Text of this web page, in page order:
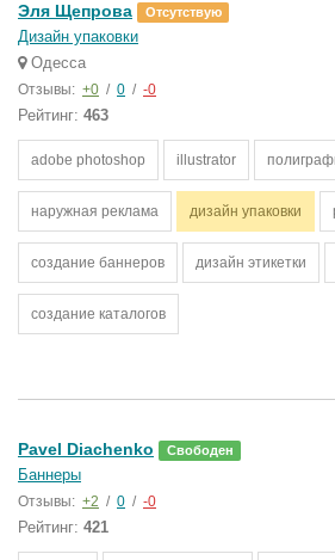
Эля Щепрова Отсутствую
Дизайн упаковки
Одесса
Отзывы: +0 / 0 / -0
Рейтинг: 463
adobe photoshop illustrator
наружная реклама дизайн упаковки
создание баннеров дизайн этикетки
создание каталогов
Pavel Diachenko Свободен
Баннеры
Отзывы: +2 / 0 / -0
Рейтинг: 421